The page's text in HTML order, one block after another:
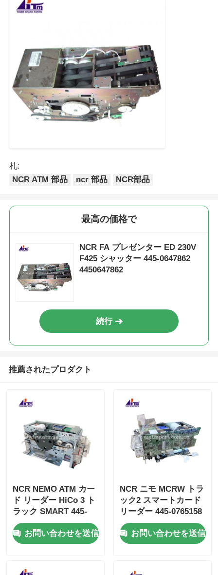
札:
NCR ATM 部品
ncr 部品 NCR部品
最高の価格で
NCR FA プレゼンター ED 230V
F425 シャッター 445-0647862
4450647862
続行
推薦されたプロダクト
NCR NEMO ATM カー
ド リーダー HiCo 3 ト
ラック SMART 445-
0765159 4450765159
お問い合わせを送信
NCR ニモ MCRW トラ
ック2 スマートカード
リーダー 445-0765158
お問い合わせを送信